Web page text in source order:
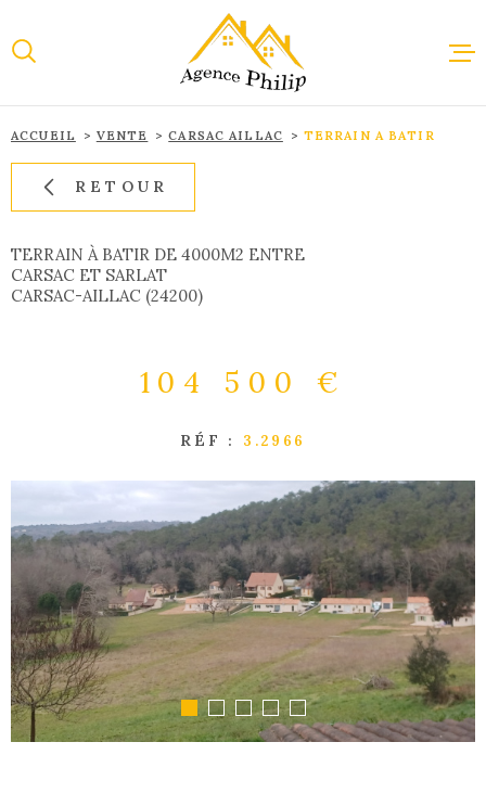
la
au
menu
au
contenu
NOUS
ACCUEIL VENTE CARSAC AILLAC TERRAIN A BATIR
RETOUR
TERRAIN À BATIR DE 4000M2 ENTRE
CARSAC ET SARLAT
CARSAC-AILLAC (24200)
104 500 €
RÉF : 3.2966